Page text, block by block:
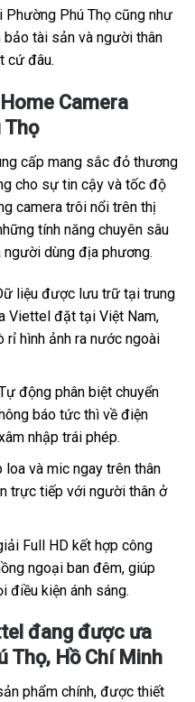
Phú Thọ cũng như
bảo tài sản và người thân
cứ đâu.
Camera
Thọ
cấp mang sắc đỏ thương
cho sự tin cậy và tốc độ
camera trôi nổi trên thị
tính năng chuyên sâu
dùng địa phương.
liệu được lưu trữ tại trung
Viettel đặt tại Việt Nam,
rỉ hình ảnh ra nước ngoài
động phân biệt chuyển
báo tức thì về điện
nhập trái phép.
và mic ngay trên thân
trực tiếp với người thân ở
Full HD kết hợp công
ngoại ban đêm, giúp
điều kiện ánh sáng.
đang được ưa
Thọ, Hồ Chí Minh
phẩm chính, được thiết